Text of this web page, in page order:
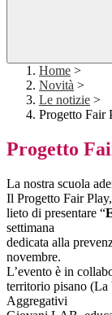
Home >
Novità >
Le notizie >
Progetto Fair
Progetto
La nostra scuola
Il Progetto Fair
lieto di presentare “
settimana
dedicata alla
novembre.
L’evento è in
territorio pisano
Aggregativi